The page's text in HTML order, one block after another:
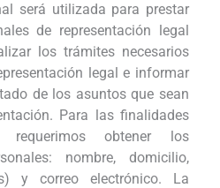
será utilizada para prestar
de representación legal
los trámites necesarios
legal e informar
de los asuntos que sean
Para las finalidades
requerimos obtener los
nombre, domicilio,
y correo electrónico. La